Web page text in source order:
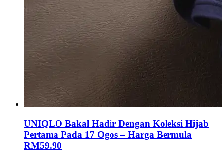
UNIQLO Bakal Hadir Dengan Koleksi Hijab
Pertama Pada 17 Ogos – Harga Bermula
RM59.90